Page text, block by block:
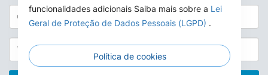
funcionalidades adicionais Saiba mais sobre a Lei
Geral de Proteção de Dados Pessoais (LGPD) .
Política de cookies